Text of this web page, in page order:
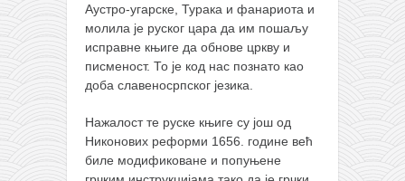
Аустро-угарске, Турака и фанариота и
молила је руског цара да им пошаљу
исправне књиге да обнове цркву и
писменост. То је код нас познато као
доба славеносрпског језика.
Нажалост те руске књиге су још од
Никонових реформи 1656. године већ
биле модификоване и попуњене